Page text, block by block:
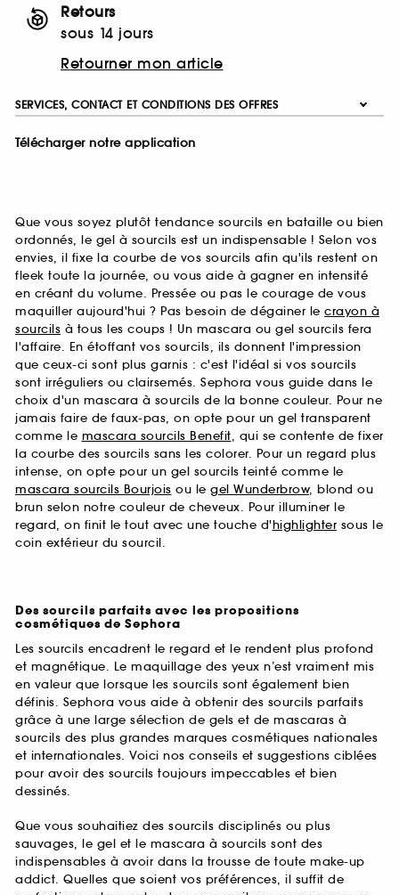
Retours
sous 14 jours
Retourner mon article
SERVICES, CONTACT ET CONDITIONS DES OFFRES
Télécharger notre application
Que vous soyez plutôt tendance sourcils en bataille ou bien
ordonnés, le gel à sourcils est un indispensable ! Selon vos
envies, il fixe la courbe de vos sourcils afin qu'ils restent on
fleek toute la journée, ou vous aide à gagner en intensité
en créant du volume. Pressée ou pas le courage de vous
maquiller aujourd'hui ? Pas besoin de dégainer le crayon à
sourcils à tous les coups ! Un mascara ou gel sourcils fera
l'affaire. En étoffant vos sourcils, ils donnent l'impression
que ceux-ci sont plus garnis : c'est l'idéal si vos sourcils
sont irréguliers ou clairsemés. Sephora vous guide dans le
choix d'un mascara à sourcils de la bonne couleur. Pour ne
jamais faire de faux-pas, on opte pour un gel transparent
comme le mascara sourcils Benefit, qui se contente de fixer
la courbe des sourcils sans les colorer. Pour un regard plus
intense, on opte pour un gel sourcils teinté comme le
mascara sourcils Bourjois ou le gel Wunderbrow, blond ou
brun selon notre couleur de cheveux. Pour illuminer le
regard, on finit le tout avec une touche d'highlighter sous le
coin extérieur du sourcil.
Des sourcils parfaits avec les propositions
cosmétiques de Sephora
Les sourcils encadrent le regard et le rendent plus profond
et magnétique. Le maquillage des yeux n’est vraiment mis
en valeur que lorsque les sourcils sont également bien
définis. Sephora vous aide à obtenir des sourcils parfaits
grâce à une large sélection de gels et de mascaras à
sourcils des plus grandes marques cosmétiques nationales
et internationales. Voici nos conseils et suggestions ciblées
pour avoir des sourcils toujours impeccables et bien
dessinés.
Que vous souhaitiez des sourcils disciplinés ou plus
sauvages, le gel et le mascara à sourcils sont des
indispensables à avoir dans la trousse de toute make-up
addict. Quelles que soient vos préférences, il suffit de